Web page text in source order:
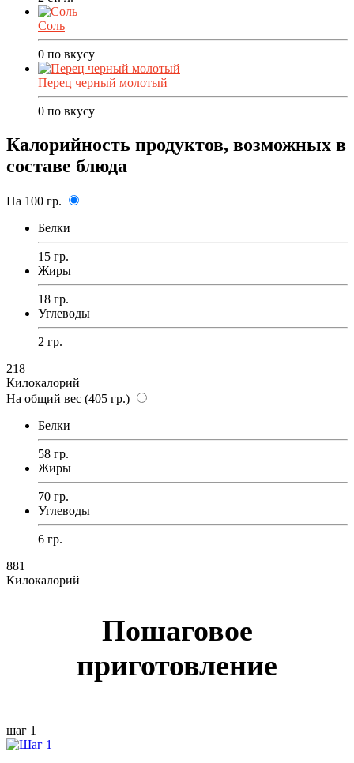
Соль
0 по вкусу
Перец черный молотый
0 по вкусу
Калорийность продуктов, возможных в
составе блюда
На 100 гр.
Белки
15 гр.
Жиры
18 гр.
Углеводы
2 гр.
218
Килокалорий
На общий вес (405 гр.)
Белки
58 гр.
Жиры
70 гр.
Углеводы
6 гр.
881
Килокалорий
Пошаговое
приготовление
шаг 1